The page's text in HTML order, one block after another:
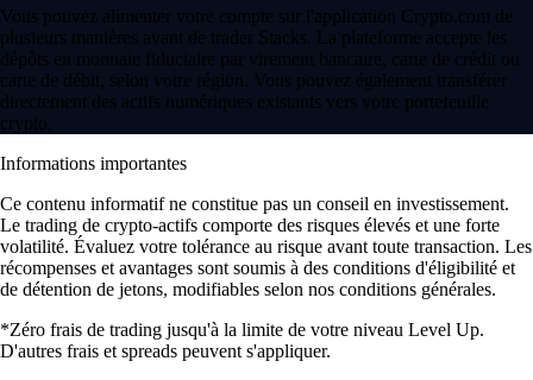
Vous pouvez alimenter votre compte sur l'application Crypto.com de
plusieurs manières avant de trader Stacks. La plateforme accepte les
dépôts en monnaie fiduciaire par virement bancaire, carte de crédit ou
carte de débit, selon votre région. Vous pouvez également transférer
directement des actifs numériques existants vers votre portefeuille
crypto.
Informations importantes
Ce contenu informatif ne constitue pas un conseil en investissement.
Le trading de crypto-actifs comporte des risques élevés et une forte
volatilité. Évaluez votre tolérance au risque avant toute transaction. Les
récompenses et avantages sont soumis à des conditions d'éligibilité et
de détention de jetons, modifiables selon nos conditions générales.
*Zéro frais de trading jusqu'à la limite de votre niveau Level Up.
D'autres frais et spreads peuvent s'appliquer.